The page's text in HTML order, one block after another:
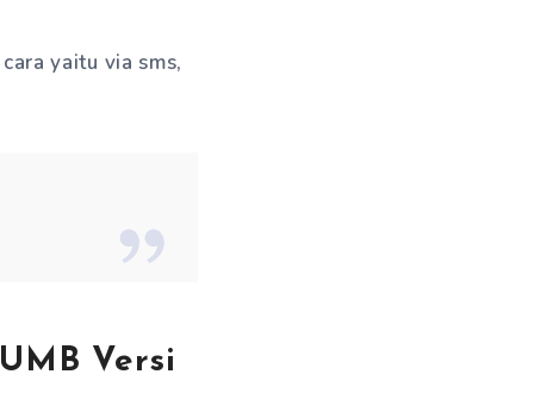
yaitu via sms,
Versi